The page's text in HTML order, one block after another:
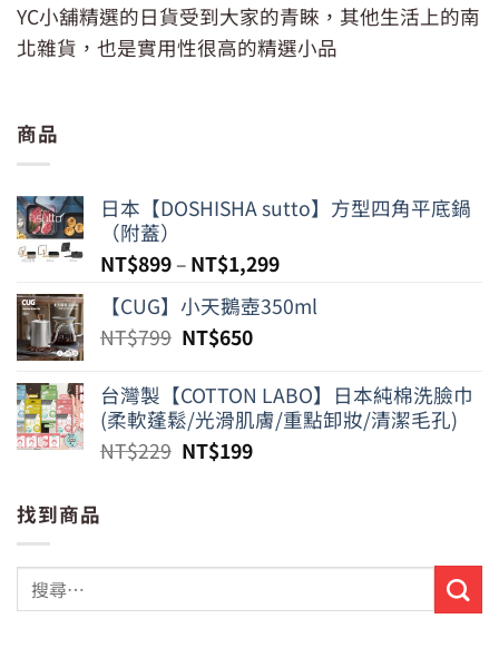
YC小舖精選的日貨受到大家的青睞，其他生活上的南
北雜貨，也是實用性很高的精選小品
商品
日本【DOSHISHA sutto】方型四角平底鍋
（附蓋）
NT$899– NT$1,299
【CUG】小天鵝壺350ml
NT$799 原
價
格：
NT$799。
NT$650目
價
格：
NT$650。
台灣製【COTTON LABO】日本純棉洗臉巾
(柔軟蓬鬆/光滑肌膚/重點卸妝/清潔毛孔)
NT$229 原
NT$199目
找到商品